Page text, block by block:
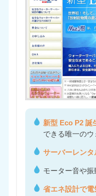
新型 Eco P2 誕
できる唯一のウ
サーバーレン
モーター音や
省エネ設計で電